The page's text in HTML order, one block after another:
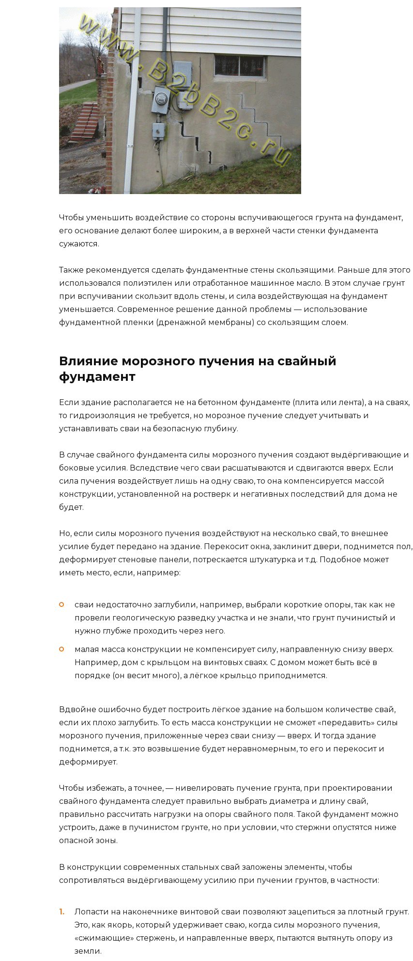
Чтобы уменьшить воздействие со стороны вспучивающегося грунта на фундамент,
его основание делают более широким, а в верхней части стенки фундамента
сужаются.
Также рекомендуется сделать фундаментные стены скользящими. Раньше для этого
использовался полиэтилен или отработанное машинное масло. В этом случае грунт
при вспучивании скользит вдоль стены, и сила воздействующая на фундамент
уменьшается. Современное решение данной проблемы — использование
фундаментной пленки (дренажной мембраны) со скользящим слоем.
Влияние морозного пучения на свайный
фундамент
Если здание располагается не на бетонном фундаменте (плита или лента), а на сваях,
то гидроизоляция не требуется, но морозное пучение следует учитывать и
устанавливать сваи на безопасную глубину.
В случае свайного фундамента силы морозного пучения создают выдёргивающие и
боковые усилия. Вследствие чего сваи расшатываются и сдвигаются вверх. Если
сила пучения воздействует лишь на одну сваю, то она компенсируется массой
конструкции, установленной на ростверк и негативных последствий для дома не
будет.
Но, если силы морозного пучения воздействуют на несколько свай, то внешнее
усилие будет передано на здание. Перекосит окна, заклинит двери, поднимется пол,
деформирует стеновые панели, потрескается штукатурка и т.д. Подобное может
иметь место, если, например:
сваи недостаточно заглубили, например, выбрали короткие опоры, так как не
провели геологическую разведку участка и не знали, что грунт пучинистый и
нужно глубже проходить через него.
малая масса конструкции не компенсирует силу, направленную снизу вверх.
Например, дом с крыльцом на винтовых сваях. С домом может быть всё в
порядке (он весит много), а лёгкое крыльцо приподнимется.
Вдвойне ошибочно будет построить лёгкое здание на большом количестве свай,
если их плохо заглубить. То есть масса конструкции не сможет «передавить» силы
морозного пучения, приложенные через сваи снизу — вверх. И тогда здание
поднимется, а т.к. это возвышение будет неравномерным, то его и перекосит и
деформирует.
Чтобы избежать, а точнее, — нивелировать пучение грунта, при проектировании
свайного фундамента следует правильно выбрать диаметра и длину свай,
правильно рассчитать нагрузки на опоры свайного поля. Такой фундамент можно
устроить, даже в пучинистом грунте, но при условии, что стержни опустятся ниже
опасной зоны.
В конструкции современных стальных свай заложены элементы, чтобы
сопротивляться выдёргивающему усилию при пучении грунтов, в частности:
Лопасти на наконечнике винтовой сваи позволяют зацепиться за плотный грунт.
Это, как якорь, который удерживает сваю, когда силы морозного пучения,
«сжимающие» стержень, и направленные вверх, пытаются вытянуть опору из
земли.